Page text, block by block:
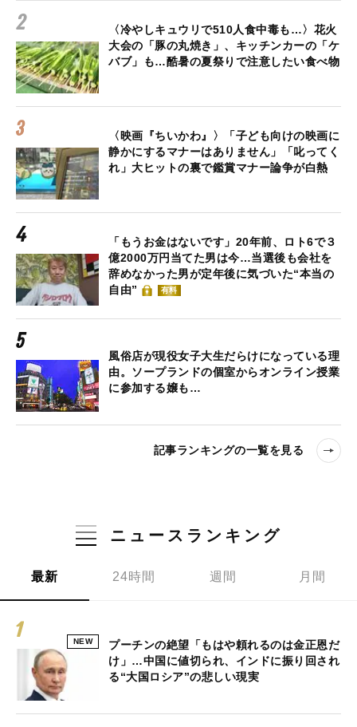
〈冷やしキュウリで510人食中毒も…〉花火
大会の「豚の丸焼き」、キッチンカーの「ケ
バブ」も…酷暑の夏祭りで注意したい食べ物
〈映画『ちいかわ』〉「子ども向けの映画に
静かにするマナーはありません」「叱ってく
れ」大ヒットの裏で鑑賞マナー論争が白熱
「もうお金はないです」20年前、ロト6で３
億2000万円当てた男は今…当選後も会社を
辞めなかった男が定年後に気づいた“本当の
自由”
有料
風俗店が現役女子大生だらけになっている理
由。ソープランドの個室からオンライン授業
に参加する嬢も…
記事ランキングの一覧を見る
ニュースランキング
最新 24時間 週間 月間
NEW
プーチンの絶望「もはや頼れるのは金正恩だ
け」…中国に値切られ、インドに振り回され
る“大国ロシア”の悲しい現実